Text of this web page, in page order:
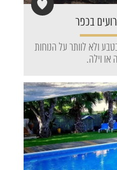
בכפר
ולא לוותר על הנוחות
או וילה.